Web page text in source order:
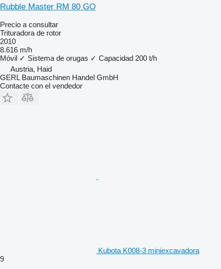
Rubble Master RM 80 GO
Precio a consultar
Trituradora de rotor
2010
8.616 m/h
Móvil ✓ Sistema de orugas ✓ Capacidad 200 t/h
Austria, Haid
GERL Baumaschinen Handel GmbH
Contacte con el vendedor
Kubota K008-3 miniexcavadora
9